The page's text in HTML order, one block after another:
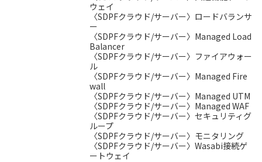
ウェイ
〈SDPFクラウド/サーバー〉ロードバランサ
ー
〈SDPFクラウド/サーバー〉Managed Load
Balancer
〈SDPFクラウド/サーバー〉ファイアウォー
ル
〈SDPFクラウド/サーバー〉Managed Fire
wall
〈SDPFクラウド/サーバー〉Managed UTM
〈SDPFクラウド/サーバー〉Managed WAF
〈SDPFクラウド/サーバー〉セキュリティグ
ループ
〈SDPFクラウド/サーバー〉モニタリング
〈SDPFクラウド/サーバー〉Wasabi接続ゲ
ートウェイ